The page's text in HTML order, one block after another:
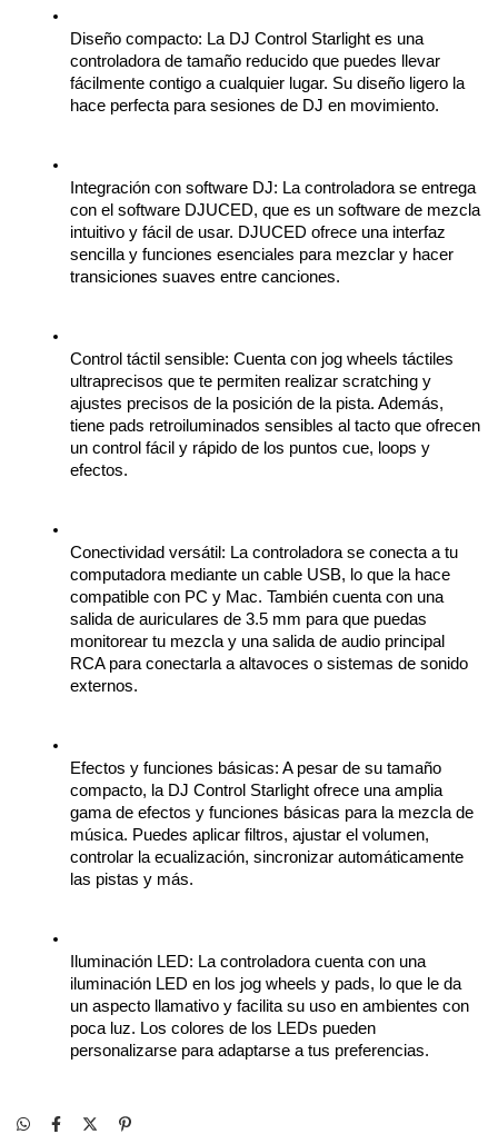
Diseño compacto: La DJ Control Starlight es una
controladora de tamaño reducido que puedes llevar
fácilmente contigo a cualquier lugar. Su diseño ligero la
hace perfecta para sesiones de DJ en movimiento.
Integración con software DJ: La controladora se entrega
con el software DJUCED, que es un software de mezcla
intuitivo y fácil de usar. DJUCED ofrece una interfaz
sencilla y funciones esenciales para mezclar y hacer
transiciones suaves entre canciones.
Control táctil sensible: Cuenta con jog wheels táctiles
ultraprecisos que te permiten realizar scratching y
ajustes precisos de la posición de la pista. Además,
tiene pads retroiluminados sensibles al tacto que ofrecen
un control fácil y rápido de los puntos cue, loops y
efectos.
Conectividad versátil: La controladora se conecta a tu
computadora mediante un cable USB, lo que la hace
compatible con PC y Mac. También cuenta con una
salida de auriculares de 3.5 mm para que puedas
monitorear tu mezcla y una salida de audio principal
RCA para conectarla a altavoces o sistemas de sonido
externos.
Efectos y funciones básicas: A pesar de su tamaño
compacto, la DJ Control Starlight ofrece una amplia
gama de efectos y funciones básicas para la mezcla de
música. Puedes aplicar filtros, ajustar el volumen,
controlar la ecualización, sincronizar automáticamente
las pistas y más.
Iluminación LED: La controladora cuenta con una
iluminación LED en los jog wheels y pads, lo que le da
un aspecto llamativo y facilita su uso en ambientes con
poca luz. Los colores de los LEDs pueden
personalizarse para adaptarse a tus preferencias.